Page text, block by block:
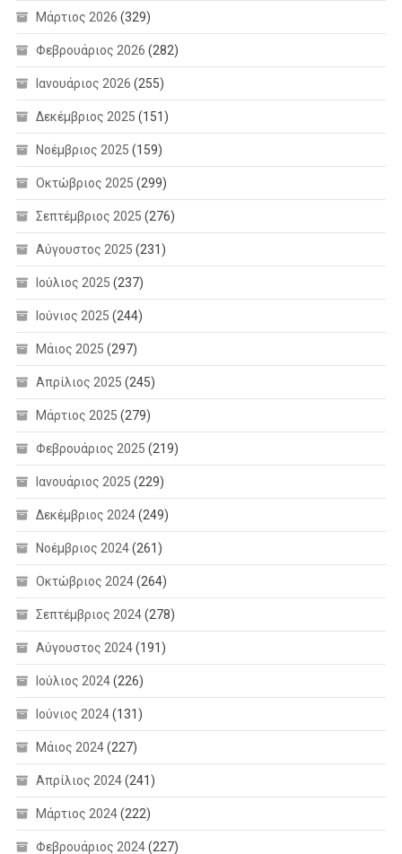
Μάρτιος 2026 (329)
Φεβρουάριος 2026 (282)
Ιανουάριος 2026 (255)
Δεκέμβριος 2025 (151)
Νοέμβριος 2025 (159)
Οκτώβριος 2025 (299)
Σεπτέμβριος 2025 (276)
Αύγουστος 2025 (231)
Ιούλιος 2025 (237)
Ιούνιος 2025 (244)
Μάιος 2025 (297)
Απρίλιος 2025 (245)
Μάρτιος 2025 (279)
Φεβρουάριος 2025 (219)
Ιανουάριος 2025 (229)
Δεκέμβριος 2024(249)
Νοέμβριος 2024(261)
Οκτώβριος 2024(264)
Σεπτέμβριος 2024(278)
Αύγουστος 2024(191)
Ιούλιος 2024(226)
Ιούνιος 2024(131)
Μάιος 2024(227)
Απρίλιος 2024(241)
Μάρτιος 2024(222)
Φεβρουάριος 2024(227)